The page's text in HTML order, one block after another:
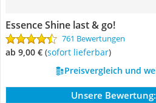
Essence Shine last & go!
761 Bewertungen
ab 9,00 € ( Sofort lieferbar)
Preisvergleich und
Unsere Bewertung: